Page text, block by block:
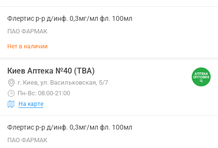
Флертис р-р д/инф. 0,3мг/мл фл. 100мл
ПАО ФАРМАК
Нет в наличии
Киев Аптека №40 (ТВА)
г. Киев, ул. Васильковская, 5/7
Пн-Вс: 08:00-21:00
На карте
Флертис р-р д/инф. 0,3мг/мл фл. 100мл
ПАО ФАРМАК